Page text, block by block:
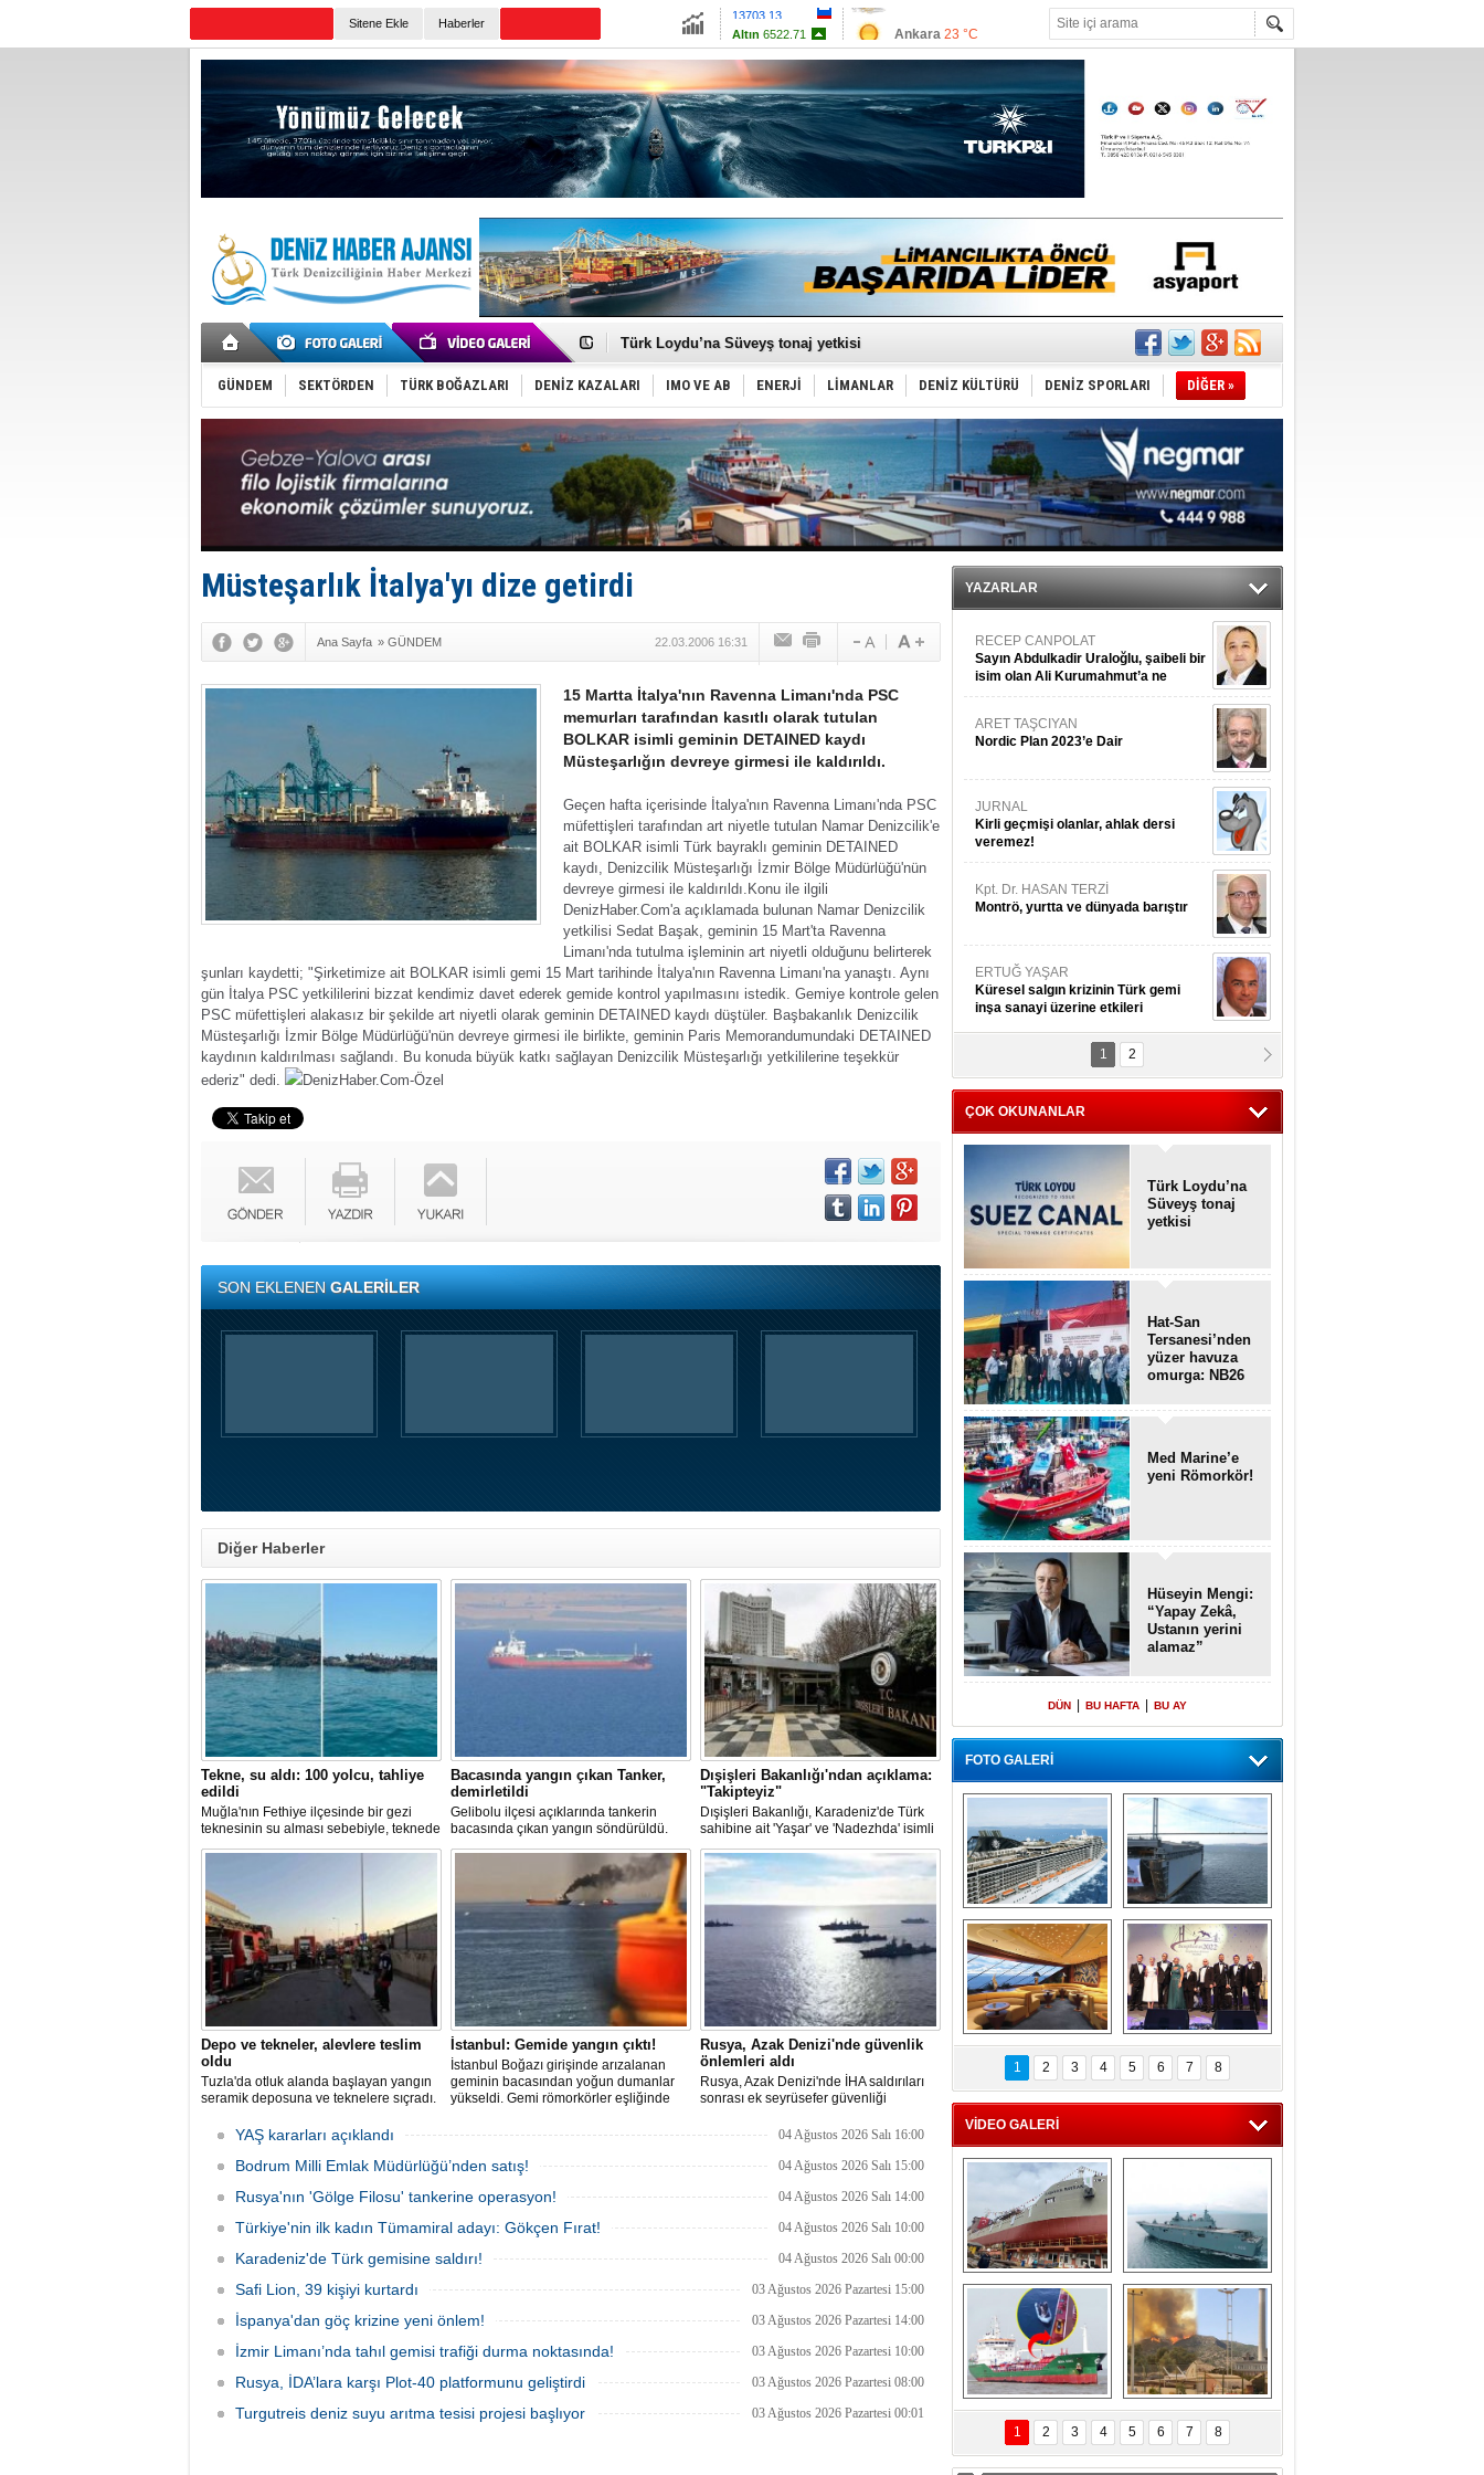
Sitene Ekle Haberler
Altın6522.71
Euro55.0241 Antalya26 °C
Muğla 22 °C
Çanakkale 23 °C
Runit kubbesi okyanusun derinliklerinde halkı tehdit ediyor
Türk Loydu’na Süveyş tonaj yetkisi
Hüseyin Mengi: “Yapay Zekâ, Ustanın yerini alamaz”
Hat-San Tersanesi’nden yüzer havuza omurga: NB26
Med Marine’e yeni Römorkör!
KOSDER’den Karadeniz için ‘Çağrı’!
Kalyoncu’dan ‘Sefer’ kararı!
Tekne, su aldı: 100 yolcu, tahliye edildi
Bacasında yangın çıkan Tanker, demirletildi
Dışişleri Bakanlığı'ndan açıklama: "Takipteyiz"
Depo ve tekneler, alevlere teslim oldu
Kruvaziyer Şirketleri işte buralara ‘Yatırım’ yapıyor
Kargıcak Koyu’nda tekne yangını!
GÜNDEM SEKTÖRDEN TÜRK BOĞAZLARI DENİZ KAZALARI IMO VE AB ENERJİ LİMANLAR DENİZ KÜLTÜRÜ DENİZ SPORLARI DİĞER »
Müsteşarlık İtalya'yı dize getirdi
Ana Sayfa » GÜNDEM 22.03.2006 16:31
15 Martta İtalya'nın Ravenna Limanı'nda PSC
memurları tarafından kasıtlı olarak tutulan
BOLKAR isimli geminin DETAINED kaydı
Müsteşarlığın devreye girmesi ile kaldırıldı.
Geçen hafta içerisinde İtalya'nın Ravenna Limanı'nda PSC
müfettişleri tarafından art niyetle tutulan Namar Denizcilik'e
ait BOLKAR isimli Türk bayraklı geminin DETAINED
kaydı, Denizcilik Müsteşarlığı İzmir Bölge Müdürlüğü'nün
devreye girmesi ile kaldırıldı. Konu ile ilgili
DenizHaber.Com'a açıklamada bulunan Namar Denizcilik
yetkilisi Sedat Başak, geminin 15 Mart'ta Ravenna
Limanı'nda tutulma işleminin art niyetli olduğunu belirterek
şunları kaydetti; "Şirketimize ait BOLKAR isimli gemi 15 Mart tarihinde İtalya'nın Ravenna Limanı'na yanaştı. Aynı
gün İtalya PSC yetkililerini bizzat kendimiz davet ederek gemide kontrol yapılmasını istedik. Gemiye kontrole gelen
PSC müfettişleri alakasız bir şekilde art niyetli olarak geminin DETAINED kaydı düştüler. Başbakanlık Denizcilik
Müsteşarlığı İzmir Bölge Müdürlüğü'nün devreye girmesi ile birlikte, geminin Paris Memorandumundaki DETAINED
kaydının kaldırılması sağlandı. Bu konuda büyük katkı sağlayan Denizcilik Müsteşarlığı yetkililerine teşekkür
ederiz" dedi.
DenizHaber.Com-Özel
SON EKLENENGALERİLER
Diğer Haberler
Tekne, su aldı: 100 yolcu, tahliye
edildi
Muğla'nın Fethiye ilçesinde bir gezi
teknesinin su alması sebebiyle, teknede
bulunan 100 yolcu tahliye edildi,
Bacasında yangın çıkan Tanker,
demirletildi
Gelibolu ilçesi açıklarında tankerin
bacasında çıkan yangın söndürüldü.
Tanker, ardından Şevketiye Demir
Dışişleri Bakanlığı'ndan açıklama:
"Takipteyiz"
Dışişleri Bakanlığı, Karadeniz'de Türk
sahibine ait 'Yaşar' ve 'Nadezhda' isimli
sivil gemilere yönelik insansız hava
araçlarıyla gerçekleştirilen saldırıda
yaralanan personelin sağlık durumu ve
güvenliğinin yakından takip edildiğini
Depo ve tekneler, alevlere teslim
oldu
Tuzla'da otluk alanda başlayan yangın
seramik deposuna ve teknelere sıçradı.
alevleri kontrol altına aldı.
İstanbul: Gemide yangın çıktı!
İstanbul Boğazı girişinde arızalanan
geminin bacasından yoğun dumanlar
yükseldi. Gemi römorkörler eşliğinde
Rusya, Azak Denizi'nde güvenlik
önlemleri aldı
Rusya, Azak Denizi'nde İHA saldırıları
sonrası ek seyrüsefer güvenliği
YAŞ kararları açıklandı 04 Ağustos 2026 Salı 16:00
Bodrum Milli Emlak Müdürlüğü’nden satış! 04 Ağustos 2026 Salı 15:00
Rusya'nın 'Gölge Filosu' tankerine operasyon! 04 Ağustos 2026 Salı 14:00
Türkiye'nin ilk kadın Tümamiral adayı: Gökçen Fırat! 04 Ağustos 2026 Salı 10:00
Karadeniz'de Türk gemisine saldırı! 04 Ağustos 2026 Salı 00:00
Safi Lion, 39 kişiyi kurtardı 03 Ağustos 2026 Pazartesi 15:00
İspanya'dan göç krizine yeni önlem! 03 Ağustos 2026 Pazartesi 14:00
İzmir Limanı’nda tahıl gemisi trafiği durma noktasında! 03 Ağustos 2026 Pazartesi 10:00
Rusya, İDA’lara karşı Plot-40 platformunu geliştirdi 03 Ağustos 2026 Pazartesi 08:00
Turgutreis deniz suyu arıtma tesisi projesi başlıyor 03 Ağustos 2026 Pazartesi 00:01
YAZARLAR
RECEP CANPOLAT
Sayın Abdulkadir Uraloğlu, şaibeli bir
isim olan Ali Kurumahmut’a ne
danışıyorsunuz?
ARET TAŞCIYAN
Nordic Plan 2023’e Dair
JURNAL
Kirli geçmişi olanlar, ahlak dersi
veremez!
Kpt. Dr. HASAN TERZİ
Montrö, yurtta ve dünyada barıştır
ERTUĞ YAŞAR
Küresel salgın krizinin Türk gemi
inşa sanayi üzerine etkileri
Kpt. MESUT AZMİ GÖKSOY
ithafen...
1 2
ÇOK OKUNANLAR
Türk Loydu’na
Süveyş tonaj
yetkisi
Hat-San
Tersanesi’nden
yüzer havuza
omurga: NB26
Med Marine’e
yeni Römorkör!
Hüseyin Mengi:
“Yapay Zekâ,
Ustanın yerini
alamaz”
DÜN BU HAFTA BU AY
FOTO GALERİ
“Gemi içinde gemi”
konsepti ile MSC
Splendida
Dünyada tek!
Denizaltı yüzer
havuzu intikal
seyrine başladı
MSC'den 55 milyon
euroluk turizm geliri
müjdesi
5. Bosphorus Ship
Brokers Dinner,
İstanbul’da yapıldı
1 2 3 4 5 6 7 8
VİDEO GALERİ
Çeksan Tersanesi,
Başaran Bayrak
tankerini suya
indirdi
TCG Anadolu,
tersane teknik
seyrini tamamladı
Göçmenlerin
imdadına Türk
sahipli MINA DENIZ
yetişti
Milas’taki yangın
yeniden termik
santrallere doğru
ilerliyor
1 2 3 4 5 6 7 8